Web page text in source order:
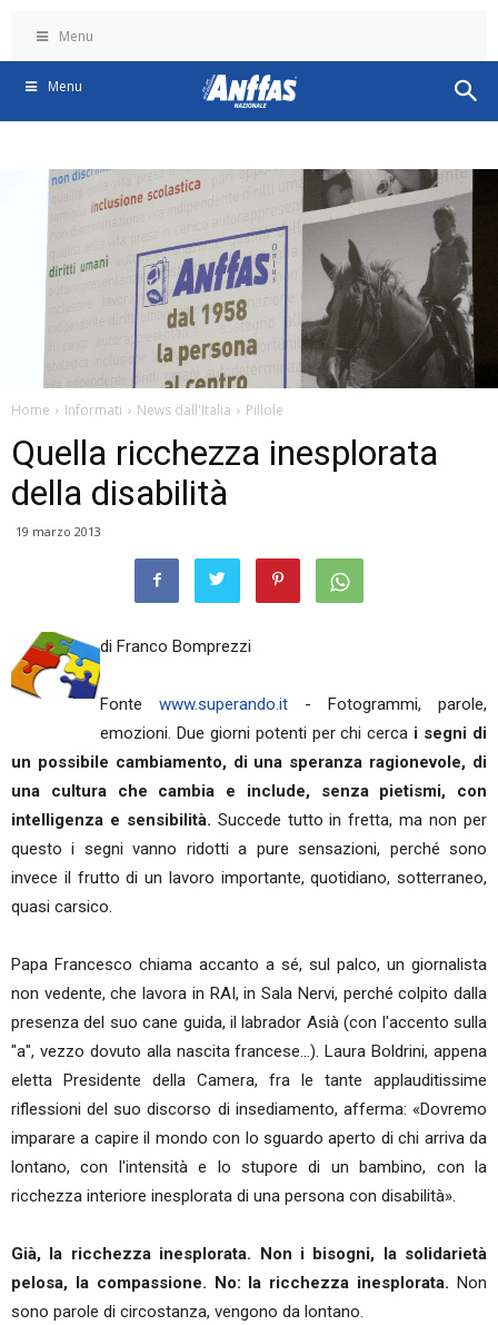
Menu
Menu
Home Informati News dall'Italia Pillole
Quella ricchezza inesplorata
della disabilità
19 marzo 2013
di Franco Bomprezzi
Fonte www.superando.it - Fotogrammi, parole,
emozioni. Due giorni potenti per chi cerca i segni di
un possibile cambiamento, di una speranza ragionevole, di
una cultura che cambia e include, senza pietismi, con
intelligenza e sensibilità. Succede tutto in fretta, ma non per
questo i segni vanno ridotti a pure sensazioni, perché sono
invece il frutto di un lavoro importante, quotidiano, sotterraneo,
quasi carsico.
Papa Francesco chiama accanto a sé, sul palco, un giornalista
non vedente, che lavora in RAI, in Sala Nervi, perché colpito dalla
presenza del suo cane guida, il labrador Asià (con l'accento sulla
"a", vezzo dovuto alla nascita francese…). Laura Boldrini, appena
eletta Presidente della Camera, fra le tante applauditissime
riflessioni del suo discorso di insediamento, afferma: «Dovremo
imparare a capire il mondo con lo sguardo aperto di chi arriva da
lontano, con l'intensità e lo stupore di un bambino, con la
ricchezza interiore inesplorata di una persona con disabilità».
Già, la ricchezza inesplorata. Non i bisogni, la solidarietà
pelosa, la compassione. No: la ricchezza inesplorata. Non
sono parole di circostanza, vengono da lontano.